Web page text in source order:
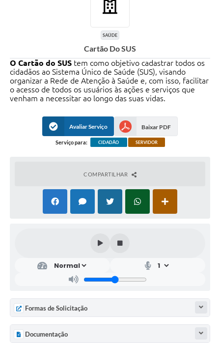
SAÚDE
Cartão Do SUS
O Cartão do SUS tem como objetivo cadastrar todos os
cidadãos ao Sistema Único de Saúde (SUS), visando
organizar a Rede de Atenção à Saúde e, com isso, facilitar
o acesso de todos os usuários às ações e serviços que
venham a necessitar ao longo das suas vidas.
Avaliar Serviço Baixar PDF
Serviço para: CIDADÃO SERVIDOR
COMPARTILHAR
Formas de Solicitação
Documentação